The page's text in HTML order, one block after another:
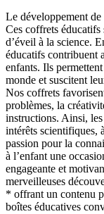
Le développement de
Ces coffrets éducatifs
d’éveil à la science.
éducatifs contribuent
enfants. Ils
monde et suscitent
Nos coffrets
problèmes, la
instructions. Ainsi,
intérêts scientifiques,
passion pour la
à l’enfant une
engageante et
merveilleuses
* offrant un contenu
boîtes éducatives